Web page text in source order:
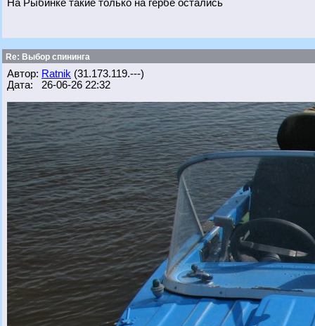
На Рыбинке такие только на гербе остались
Re: Выбор спининга
Автор: Ratnik (31.173.119.---)
Дата: 26-06-26 22:32